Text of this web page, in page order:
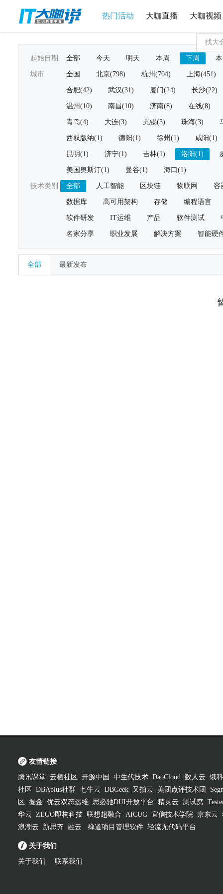
热门活动 大咖直播 大咖视频
起始日期 全部 今天 明天 本周 下周
城市 全国 北京(798) 杭州(704) 上海(451)
合肥(42) 武汉(31) 厦门(24) 长沙(22)
温州(10) 南昌(10) 济南(8) 在线(8)
青岛(4) 大连(3) 无锡(3) 珠海(3)
西双版纳(1) 德阳(1) 徐州(1) 咸阳(1)
昆明(1) 济宁(1) 吉林(1) 洛阳(1)
美国奥斯汀(1) 曼谷(1) 海口(1)
技术类别 全部 人工智能 区块链 物联网 容
数据库 高可用架构 存储 编程语言
软件研发 IT运维 产品 软件测试
名家分享 职业发展 解决方案 智能硬
全部 最新发布
友情链接
腾讯课堂 云栖社区 开源中国 中生代技术 DaoCloud 数人云 饿
社区
DBAplus社群 七牛云 DBGeek 又拍云 美团点评技术团
区
掘金 优云双态运维 思必驰DUI开放平台 精灵云 测试窝
华云 ZEGO即构科技 联想超融合 AICUG 宜信技术学院 京东云
浪潮云
新思齐 融云 禅道项目管理软件 轻流无代码平台
关于我们
关于我们 联系我们